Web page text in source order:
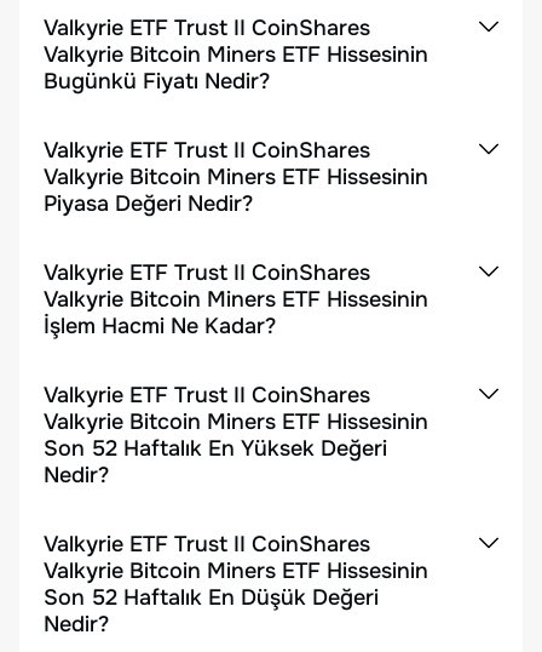
Valkyrie ETF Trust II CoinShares
Valkyrie Bitcoin Miners ETF Hissesinin
Bugünkü Fiyatı Nedir?
Valkyrie ETF Trust II CoinShares
Valkyrie Bitcoin Miners ETF Hissesinin
Piyasa Değeri Nedir?
Valkyrie ETF Trust II CoinShares
Valkyrie Bitcoin Miners ETF Hissesinin
İşlem Hacmi Ne Kadar?
Valkyrie ETF Trust II CoinShares
Valkyrie Bitcoin Miners ETF Hissesinin
Son 52 Haftalık En Yüksek Değeri
Nedir?
Valkyrie ETF Trust II CoinShares
Valkyrie Bitcoin Miners ETF Hissesinin
Son 52 Haftalık En Düşük Değeri
Nedir?